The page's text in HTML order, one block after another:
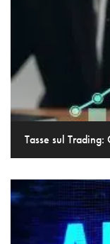
Tasse sul